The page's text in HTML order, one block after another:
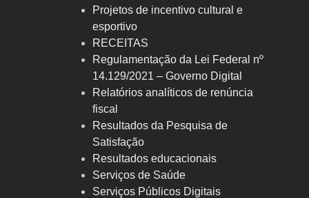
Projetos de incentivo cultural e
esportivo
RECEITAS
Regulamentação da Lei Federal nº
14.129/2021 – Governo Digital
Relatórios analíticos de renúncia
fiscal
Resultados da Pesquisa de
Satisfação
Resultados educacionais
Serviços de Saúde
Serviços Públicos Digitais